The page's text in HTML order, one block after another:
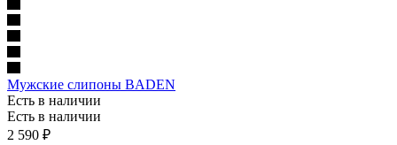
Мужские слипоны BADEN
Есть в наличии
Есть в наличии
2 590 ₽